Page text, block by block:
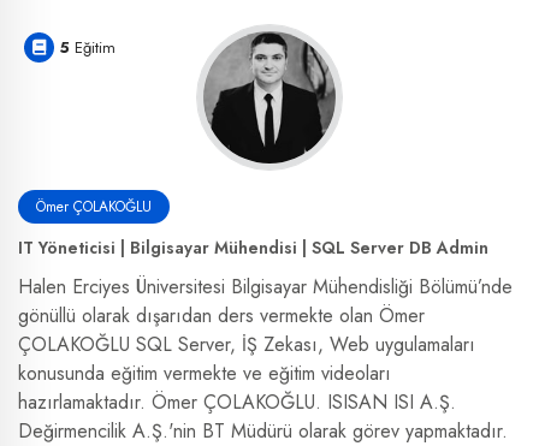
Ömer ÇOLAKOĞLU
IT Yöneticisi | Bilgisayar Mühendisi | SQL Server DB Admin
Halen Erciyes Üniversitesi Bilgisayar Mühendisliği Bölümü’nde
gönüllü olarak dışarıdan ders vermekte olan Ömer
ÇOLAKOĞLU SQL Server, İŞ Zekası, Web uygulamaları
konusunda eğitim vermekte ve eğitim videoları
hazırlamaktadır. Ömer ÇOLAKOĞLU. ISISAN ISI A.Ş.
Değirmencilik A.Ş.'nin BT Müdürü olarak görev yapmaktadır.
5 Eğitim